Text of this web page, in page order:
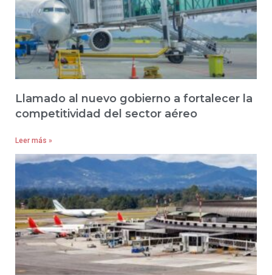
Llamado al nuevo gobierno a fortalecer la
competitividad del sector aéreo
Leer más »